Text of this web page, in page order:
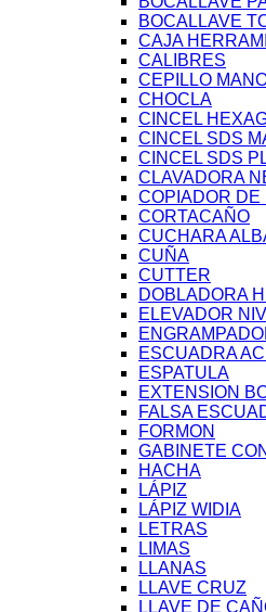
BOCALLAVE
CAJA
CALIBRES
CEPILLO
CHOCLA
CINCEL
CINCEL SDS
CINCEL SDS
CLAVADORA
COPIADOR DE
CORTACAÑO
CUCHARA
CUÑA
CUTTER
DOBLADORA
ELEVADOR
ESCUADRA
ESPATULA
EXTENSION
FALSA
FORMON
GABINETE
HACHA
LÁPIZ
LÁPIZ WIDIA
LETRAS
LIMAS
LLANAS
LLAVE CRUZ
LLAVE DE